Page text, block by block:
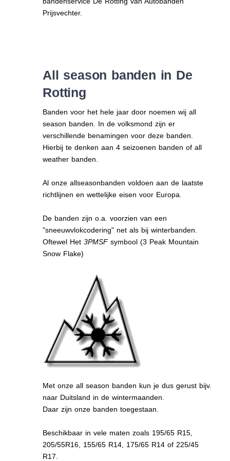
Prijsvechter.
All season banden in De
Rotting
Banden voor het hele jaar door noemen wij all
season banden. In de volksmond zijn er
verschillende benamingen voor deze banden.
Hierbij te denken aan 4 seizoenen banden of all
weather banden.
Al onze allseasonbanden voldoen aan de laatste
richtlijnen en wettelijke eisen voor Europa.
De banden zijn o.a. voorzien van een
"sneeuwvlokcodering" net als bij winterbanden.
Oftewel Het3PMSFsymbool (3 Peak Mountain
Snow Flake)
Met onze all season banden kun je dus gerust bijv.
naar Duitsland in de wintermaanden.
Daar zijn onze banden toegestaan.
Beschikbaar in vele maten zoals 195/65 R15,
205/55R16, 155/65 R14, 175/65 R14 of 225/45
R17.